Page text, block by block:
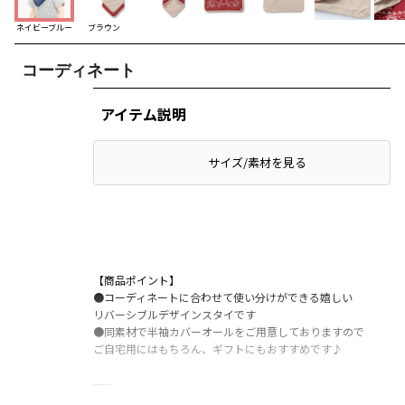
ネイビーブルー ブラウン
コーディネート
アイテム説明
サイズ/素材を見る
【商品ポイント】
●コーディネートに合わせて使い分けができる嬉しい
リバーシブルデザインスタイです
●同素材で半袖カバーオールをご用意しておりますので
ご自宅用にはもちろん、ギフトにもおすすめです♪
-----